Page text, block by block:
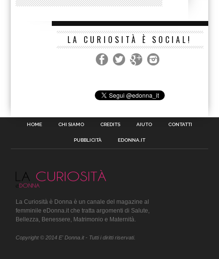
LA CURIOSITÀ È SOCIAL!
HOME CHI SIAMO CREDITS AIUTO CONTATTI
PUBBLICITÀ EDONNA.IT
La Curiosità è Donna è un canale del magazine al
femminile eDonna.it che tratta argomenti di Salute,
Bellezza, Benessere, Matrimonio e Maternità.
Copyright © 2014 E' Donna.it - Tutti i diritti riservati.